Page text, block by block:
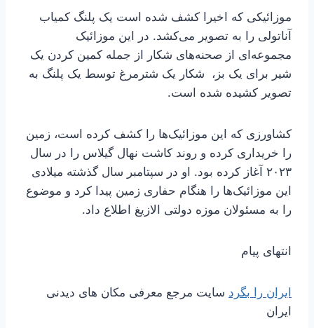
موزائیکی که اخیرا کشف شده است یک پلنگ کمیاب
آناتولی را به تصویر می‌کشد. در این موزائیک
مجموعه‌ای از صحنه‌های شکار از جمله کمین کردن یک
شیر برای یک بز، ‌ شکار یک شترمرغ توسط یک پلنگ به
تصویر کشیده شده است.
کشاورزی که این موزائیک‌ها را کشف کرده است، زمین
را خریداری کرده و روند کاشت نهال گیلاس را در سال
۲۰۲۳ آغاز کرده بود. او در سپتامبر سال گذشته میلادی
این موزائیک‌ها را هنگام حفاری زمین پیدا کرد و موضوع
را به مسئولان موزه دولتی الازیغ اطلاع داد.
انتهای پیام
ایران را بگرد سایت مرجع معرفی مکان های دیدنی
ایران